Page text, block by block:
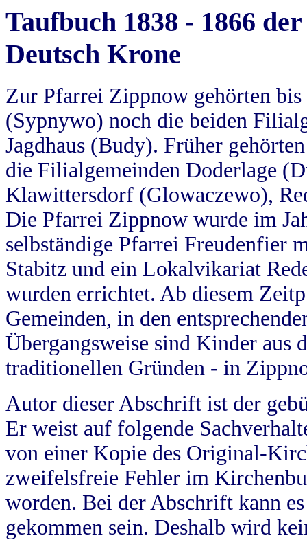
Taufbuch 1838 - 1866
Deutsch Krone
Zur Pfarrei Zippnow gehörten
(Sypnywo) noch die beiden
Jagdhaus (Budy). Früher
die Filialgemeinden Doderlage
Klawittersdorf (Glowaczewo),
Die Pfarrei Zippnow wurde im
selbständige Pfarrei Freudenfier
Stabitz und ein Lokalvikariat
wurden errichtet. Ab diesem
Gemeinden, in den
Übergangsweise sind Kinder aus
traditionellen Gründen - in
Autor dieser Abschrift ist der
Er weist auf folgende
von einer Kopie des Original-
zweifelsfreie Fehler im
worden. Bei der Abschrift kann
gekommen sein. Deshalb wird